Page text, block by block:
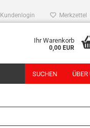
Kundenlogin Merkzettel
Ihr Warenkorb
0,00 EUR
SUCHEN ÜBER